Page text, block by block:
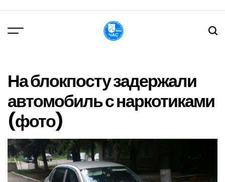
вмісту
На блокпосту задержали
автомобиль с наркотиками
(фото)